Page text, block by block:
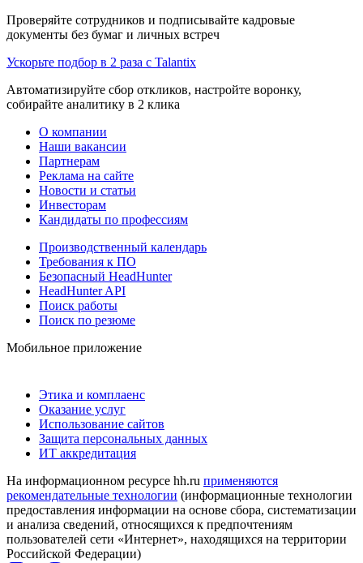
Проверяйте сотрудников и подписывайте кадровые
документы без бумаг и личных встреч
Ускорьте подбор в 2 раза с Talantix
Автоматизируйте сбор откликов, настройте воронку,
собирайте аналитику в 2 клика
О компании
Наши вакансии
Партнерам
Реклама на сайте
Новости и статьи
Инвесторам
Кандидаты по профессиям
Производственный календарь
Требования к ПО
Безопасный HeadHunter
HeadHunter API
Поиск работы
Поиск по резюме
Мобильное приложение
Этика и комплаенс
Оказание услуг
Использование сайтов
Защита персональных данных
ИТ аккредитация
На информационном ресурсе hh.ru применяются
рекомендательные технологии (информационные технологии
предоставления информации на основе сбора, систематизации
и анализа сведений, относящихся к предпочтениям
пользователей сети «Интернет», находящихся на территории
Российской Федерации)